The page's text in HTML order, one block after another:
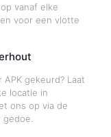
vanaf elke
voor een vlotte
gekeurd? Laat
locatie in
ons op via de